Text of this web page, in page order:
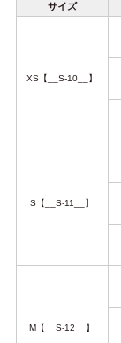
サイズ
XS【__S-10__】
S【__S-11__】
M【__S-12__】